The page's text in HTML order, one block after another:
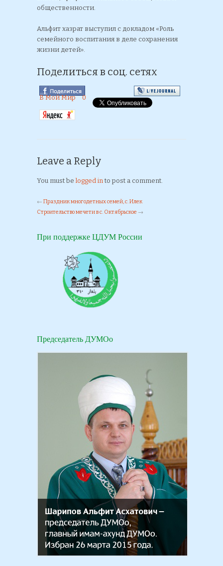
общественности.
Альфит хазрат выступил с докладом «Роль
семейного воспитания в деле сохранения
жизни детей».
Поделиться в соц. сетях
В Мой Мир 0
Leave a Reply
You must be logged into post a comment.
← Праздник многодетных семей, с. Илек
Строительство мечети в с. Октябрьское →
При поддержке ЦДУМ России
Председатель ДУМОо